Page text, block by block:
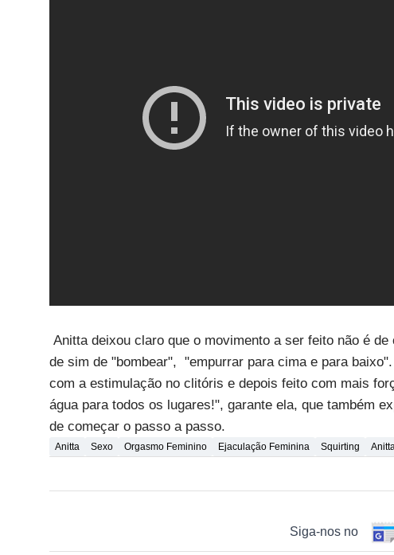
Anitta deixou claro que o movimento a ser feito não é
de sim de "bombear", "empurrar para cima e para
com a estimulação no clitóris e depois feito com mais
água para todos os lugares!", garante ela, que também
de começar o passo a passo.
Anitta Sexo Orgasmo Feminino Ejaculação Feminina Squirting
Siga-nos no